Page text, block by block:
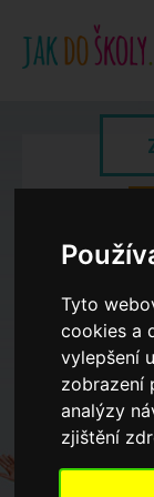
Tyto
cookies a
vylepšení
zobrazení
analýzy
zjištění